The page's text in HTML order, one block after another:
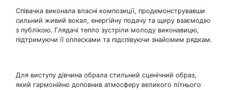
Співачка виконала власні композиції, продемонструвавши
сильний живий вокал, енергійну подачу та щиру взаємодію
з публікою. Глядачі тепло зустріли молоду виконавицю,
підтримуючи її оплесками та підспівуючи знайомим рядкам.
Для виступу дівчина обрала стильний сценічний образ,
який гармонійно доповнив атмосферу великого літнього